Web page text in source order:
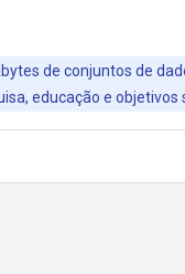
de conjuntos de
educação e objetivos